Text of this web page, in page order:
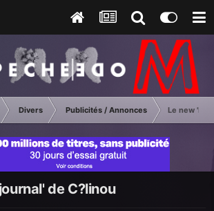
Divers Publicités / Annonces Le new
de C?linou